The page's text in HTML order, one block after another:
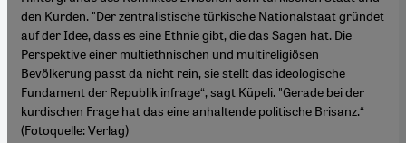
den Kurden. "Der zentralistische türkische Nationalstaat gründet
auf der Idee, dass es eine Ethnie gibt, die das Sagen hat. Die
Perspektive einer multiethnischen und multireligiösen
Bevölkerung passt da nicht rein, sie stellt das ideologische
Fundament der Republik infrage“, sagt Küpeli. "Gerade bei der
kurdischen Frage hat das eine anhaltende politische Brisanz.“
(Fotoquelle: Verlag)